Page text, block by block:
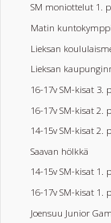
SM moniottelut 1.
Matin kuntokymppi
Lieksan
Lieksan
16-17v SM-kisat 3.
16-17v SM-kisat 2.
14-15v SM-kisat 2.
Saavan hölkkä
14-15v SM-kisat 1.
16-17v SM-kisat 1.
Joensuu Junior